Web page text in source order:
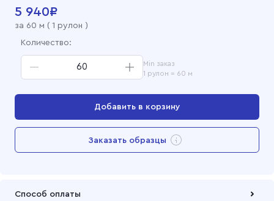
5 940₽
за 60 м ( 1 рулон )
Количество:
Min заказ
1 рулон = 60 м
Добавить в корзину
Перейти в корзину
Заказать образцы
Способ оплаты